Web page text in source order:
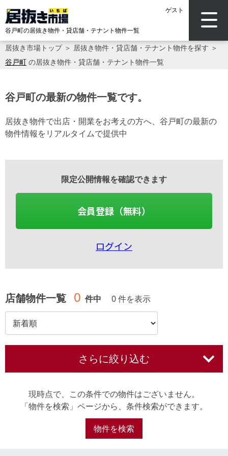
ゲスト
谷戸町の居抜き物件・貸店舗・テナント物件一覧
居抜き市場トップ＞ 居抜き物件・貸店舗・テナント物件を探す ＞
谷戸町 の居抜き物件・貸店舗・テナント物件一覧
谷戸町の最新の物件一覧です。
居抜き物件で出店・開業をお考えの方へ、谷戸町の最新の
物件情報をリアルタイムで提供中
限定公開情報を確認できます
会員登録（無料）
ログイン
店舗物件一覧 0 件中 0 件を表示
さらに絞り込む
現時点で、この条件での物件はございません。
「物件を検索」ページから、条件検索ができます。
物件を検索